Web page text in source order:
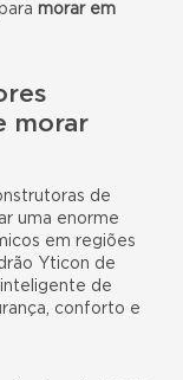
morar em
morar
de
uma enorme
em regiões
Yticon de
de
conforto e